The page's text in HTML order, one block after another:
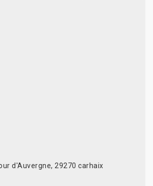
d'Auvergne, 29270 carhaix